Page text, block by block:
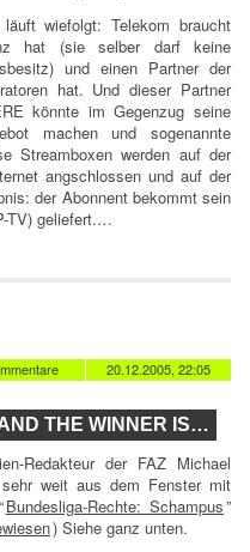
wiefolgt: Telekom braucht
hat (sie selber darf keine
und einen Partner der
hat. Und dieser Partner
könnte im Gegenzug seine
machen und sogenannte
Streamboxen werden auf der
angschlossen und auf der
der Abonnent bekommt sein
TV) geliefert.…
20.12.2005, 22:05
THE WINNER IS…
Redakteur der FAZ Michael
weit aus dem Fenster mit
Bundesliga-Rechte: Schampus”
) Siehe ganz unten.